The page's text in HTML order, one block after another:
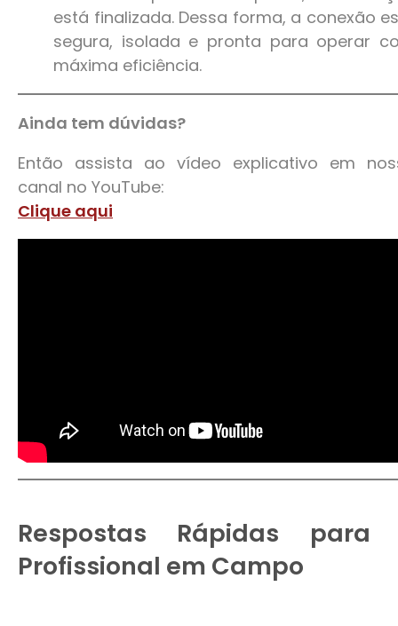
está finalizada. Dessa forma, a conexão
segura, isolada e pronta para operar
máxima eficiência.
Ainda tem dúvidas?
Então assista ao vídeo explicativo em
canal no YouTube:
Clique aqui
Respostas Rápidas para
Profissional em Campo